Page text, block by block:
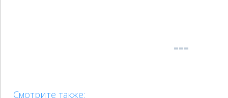
Смотрите также: